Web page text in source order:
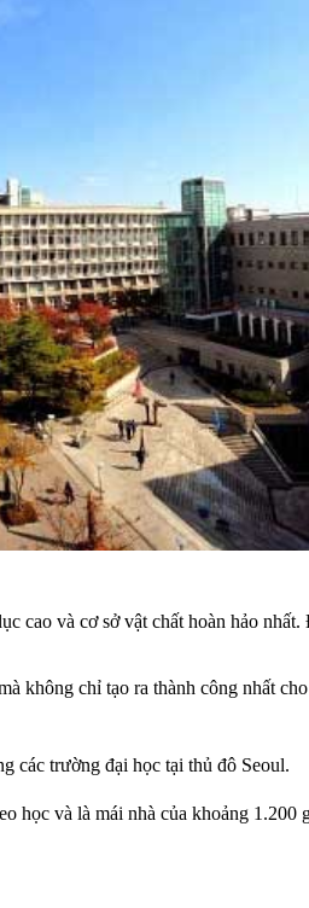
cao và cơ sở vật chất hoàn hảo
không chỉ tạo ra thành công nhất
các trường đại học tại thủ đô Seoul.
học và là mái nhà của khoảng 1.200